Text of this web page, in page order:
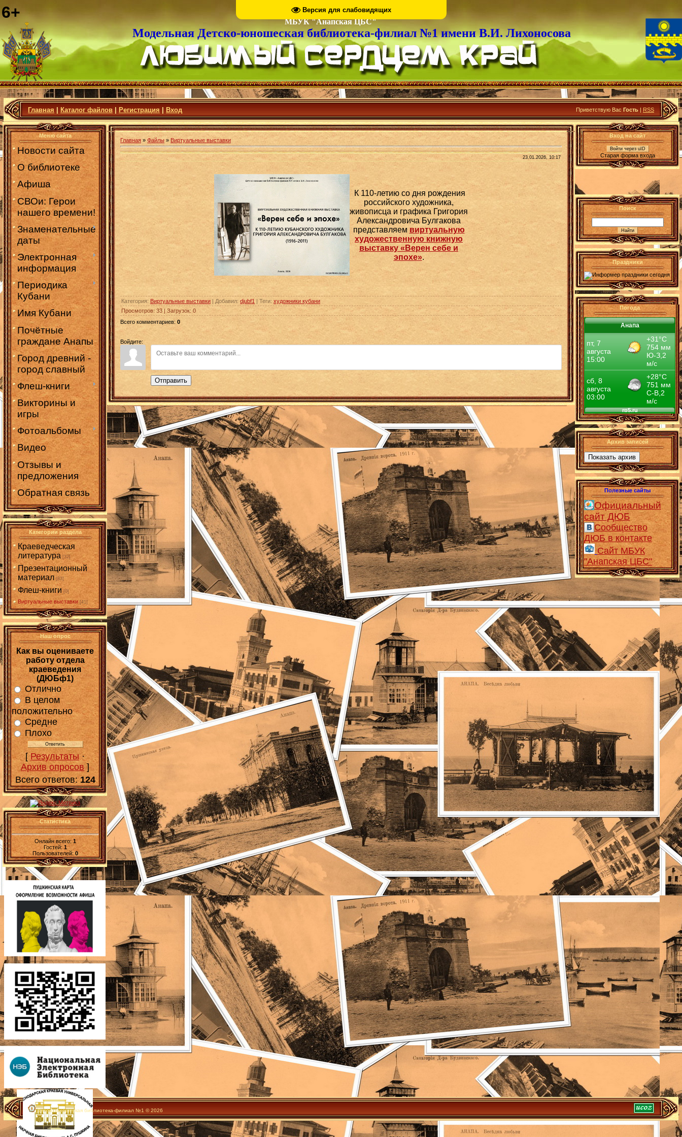
Версия для слабовидящих
6+
МБУК "Анапская ЦБС"
Модельная Детско-юношеская библиотека-филиал №1 имени В.И. Лихоносова
Главная Каталог файлов Регистрация Вход Приветствую Вас Гость | RSS
Меню сайта
Новости сайта
О библиотеке
Афиша
СВОи: Герои
нашего времени!
Знаменательные
даты
Электронная
информация
Периодика
Кубани
Имя Кубани
Почётные
граждане Анапы
Город древний -
город славный
Флеш-книги
Викторины и
игры
Фотоальбомы
Видео
Отзывы и
предложения
Обратная связь
Категории раздела
Краеведческая
литература [32]
Презентационный
материал [83]
Флеш-книги [0]
Виртуальные выставки [41]
Наш опрос
Как вы оцениваете
работу отдела
краеведения
(ДЮБф1)
Отлично
В целом
положительно
Средне
Плохо
[Результаты·
Архив опросов]
Всего ответов: 124
Статистика
Онлайн всего:1
Гостей:1
Пользователей: 0
Главная » Файлы » Виртуальные выставки
23.01.2026, 10:17
К 110-летию со дня рождения
российского художника,
живописца и графика Григория
Александровича Булгакова
представляем виртуальную
художественную книжную
выставку «Верен себе и
эпохе».
Категория: Виртуальные выставки | Добавил: djubf1 | Теги: художники кубани
Просмотров: 33| Загрузок: 0
Всего комментариев: 0
Войдите:
Отправить
Вход на сайт
Войти через uID
Старая форма входа
Поиск
Праздники
Погода
Анапа
Архив записей
Показать архив
Полезные сайты
Официальный
сайт ДЮБ
Сообщество
ДЮБ в контакте
Сайт МБУК
"Анапская ЦБС"
Детско-юношеская библиотека-филиал №1 © 2026